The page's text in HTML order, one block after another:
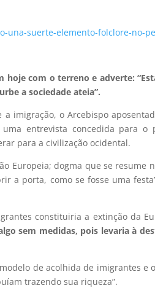
una-suerte-elemento-folclore-no-
com o terreno e adverte:
a sociedade ateia”.
imigração, o Arcebispo
entrevista concedida para o
para a civilização ocidental.
Europeia; dogma que se resume
a porta, como se fosse uma
constituiria a extinção da
sem medidas, pois levaria à
de acolhida de imigrantes
trazendo sua riqueza”.